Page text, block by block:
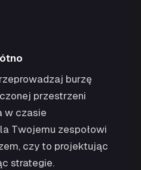
burzę
przestrzeni
w czasie
Twojemu zespołowi
czy to projektując
strategie.